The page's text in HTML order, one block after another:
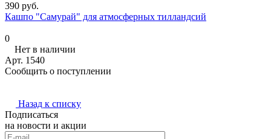
390 руб.
Кашпо "Самурай" для атмосферных тилландсий
0
Нет в наличии
Арт. 1540
Сообщить о поступлении
Назад к списку
Подписаться
на новости и акции